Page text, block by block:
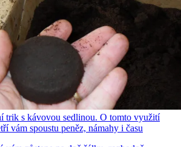
trik s kávovou sedlinou. O tomto využití
vám spoustu peněz, námahy i času